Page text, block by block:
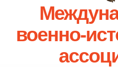
военно-